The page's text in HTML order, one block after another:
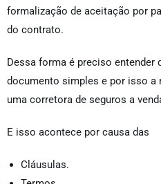
formalização de aceitação por
do contrato.
Dessa forma é preciso entender
documento simples e por isso a
uma corretora de seguros a
E isso acontece por causa das
Cláusulas.